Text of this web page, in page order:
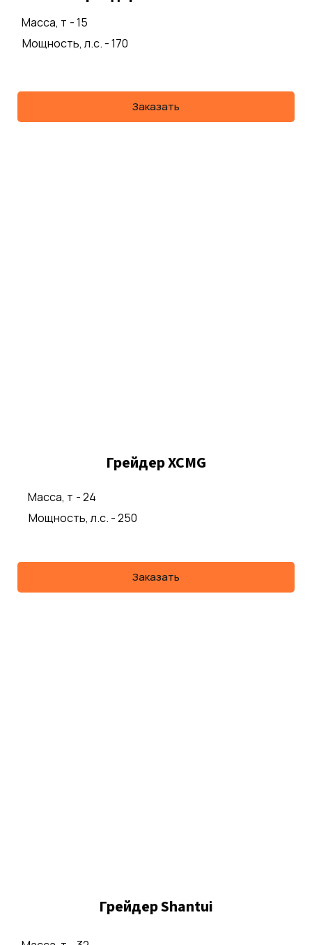
Масса, т - 15
Мощность, л.с. - 170
Заказать
Грейдер XCMG
Масса, т - 24
Мощность, л.с. - 250
Заказать
Грейдер Shantui